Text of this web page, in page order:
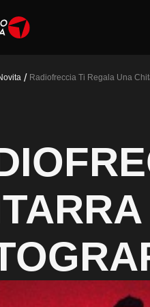
/ Radiofreccia Ti Regala Una